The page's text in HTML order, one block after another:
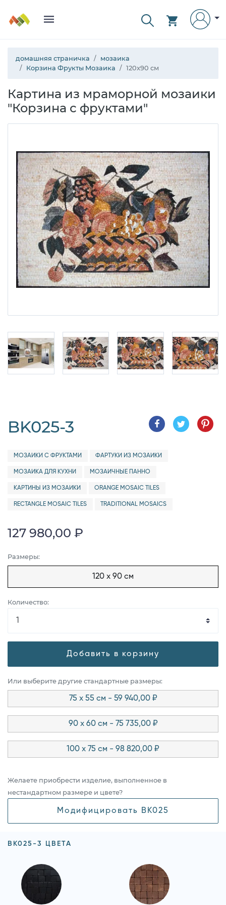
домашняя страничка
мозаика
Корзина Фрукты Мозаика
120x90 см
Картина из мраморной мозаики
"Корзина с фруктами"
BK025-3
МОЗАИКИ С ФРУКТАМИ ФАРТУКИ ИЗ МОЗАИКИ
МОЗАИКА ДЛЯ КУХНИ МОЗАИЧНЫЕ ПАННО
КАРТИНЫ ИЗ МОЗАИКИ ORANGE MOSAIC TILES
RECTANGLE MOSAIC TILES TRADITIONAL MOSAICS
127 980,00 ₽
Размеры:
120 x 90 см
Количество:
Добавить в корзину
Или выберите другие стандартные размеры:
75 x 55 см - 59 940,00 ₽
90 x 60 см - 75 735,00 ₽
100 x 75 см - 98 820,00 ₽
Желаете приобрести изделие, выполненное в
нестандартном размере и цвете?
Модифицировать BK025
BK025-3 ЦВЕТА